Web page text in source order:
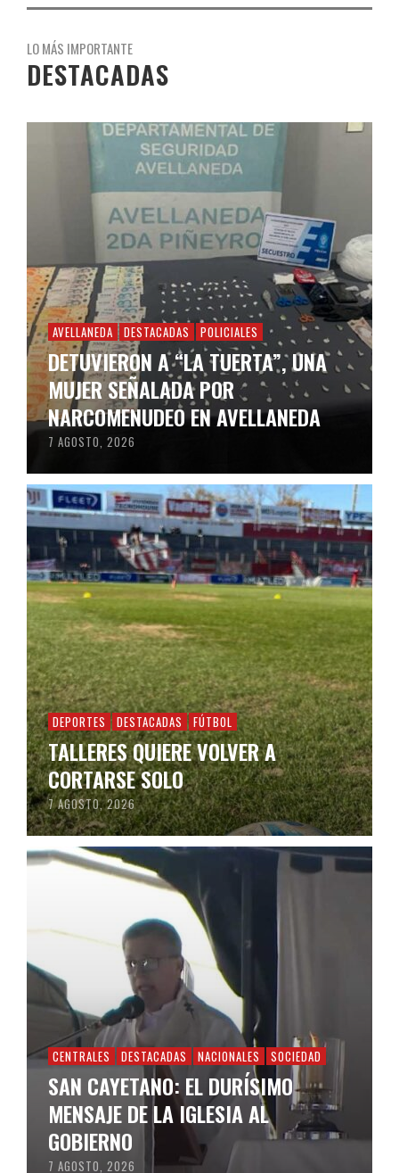
LO MÁS IMPORTANTE
DESTACADAS
AVELLANEDA DESTACADAS POLICIALES
DETUVIERON A “LA TUERTA”, UNA
MUJER SEÑALADA POR
NARCOMENUDEO EN AVELLANEDA
7 AGOSTO, 2026
DEPORTES DESTACADAS FÚTBOL
TALLERES QUIERE VOLVER A
CORTARSE SOLO
7 AGOSTO, 2026
CENTRALES DESTACADAS NACIONALES SOCIEDAD
SAN CAYETANO: EL DURÍSIMO
MENSAJE DE LA IGLESIA AL
GOBIERNO
7 AGOSTO, 2026